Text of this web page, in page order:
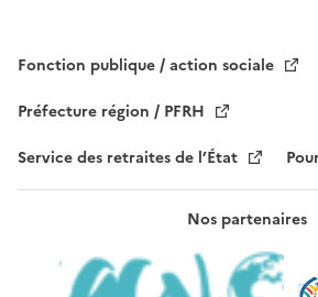
e
Fonction publique / action sociale
Préfecture région / PFRH
Service des retraites de l’État
Nos partenaires